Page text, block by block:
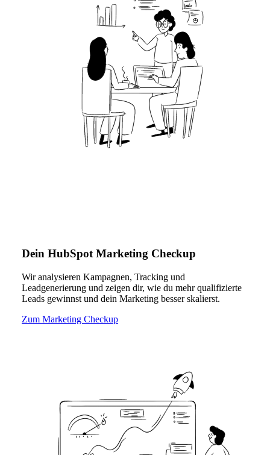
Dein HubSpot Marketing Checkup
Wir analysieren Kampagnen, Tracking und
Leadgenerierung und zeigen dir, wie du mehr qualifizierte
Leads gewinnst und dein Marketing besser skalierst.
Zum Marketing Checkup